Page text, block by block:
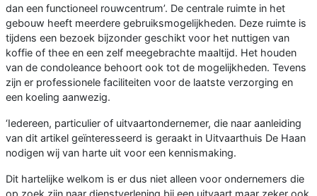
dan een functioneel rouwcentrum’. De centrale ruimte in het
gebouw heeft meerdere gebruiksmogelijkheden. Deze ruimte is
tijdens een bezoek bijzonder geschikt voor het nuttigen van
koffie of thee en een zelf meegebrachte maaltijd. Het houden
van de condoleance behoort ook tot de mogelijkheden. Tevens
zijn er professionele faciliteiten voor de laatste verzorging en
een koeling aanwezig.
‘Iedereen, particulier of uitvaartondernemer, die naar aanleiding
van dit artikel geïnteresseerd is geraakt in Uitvaarthuis De Haan
nodigen wij van harte uit voor een kennismaking.
Dit hartelijke welkom is er dus niet alleen voor ondernemers die
op zoek zijn naar dienstverlening bij een uitvaart maar zeker ook